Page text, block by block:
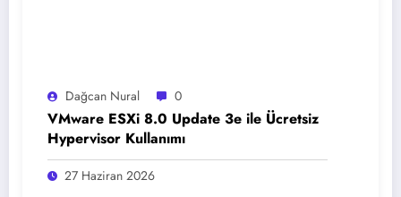
Dağcan Nural 0
VMware ESXi 8.0 Update 3e ile Ücretsiz
Hypervisor Kullanımı
27 Haziran 2026